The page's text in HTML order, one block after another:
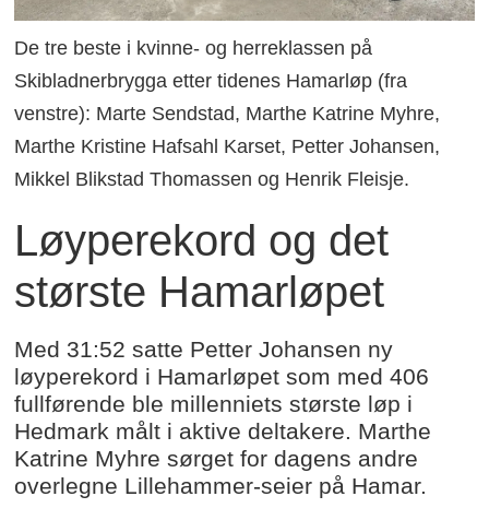
De tre beste i kvinne- og herreklassen på
Skibladnerbrygga etter tidenes Hamarløp (fra
venstre): Marte Sendstad, Marthe Katrine Myhre,
Marthe Kristine Hafsahl Karset, Petter Johansen,
Mikkel Blikstad Thomassen og Henrik Fleisje.
Løyperekord og det
største Hamarløpet
Med 31:52 satte Petter Johansen ny
løyperekord i Hamarløpet som med 406
fullførende ble millenniets største løp i
Hedmark målt i aktive deltakere. Marthe
Katrine Myhre sørget for dagens andre
overlegne Lillehammer-seier på Hamar.